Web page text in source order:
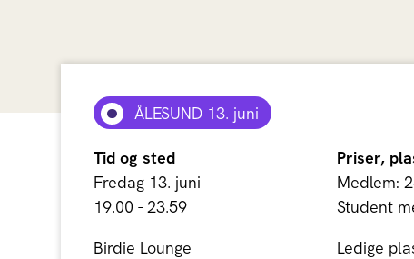
ÅLESUND 13. juni
Tid og sted
Fredag 13. juni
19.00 - 23.59
Birdie Lounge
Priser,
Medlem:
Student
Ledige